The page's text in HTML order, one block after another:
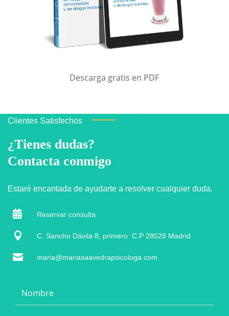
Descarga gratis en PDF
Clientes Satisfechos
¿Tienes dudas?
Contacta conmigo
Estaré encantada de ayudarte a resolver cualquier duda.
 Reservar consulta
 C. Sancho Dávila 8, primero C.P 28028 Madrid
 maria@mariasaavedrapsicologa.com